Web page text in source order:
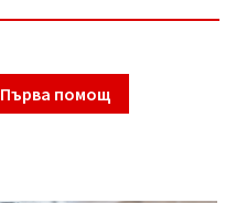
Първа помощ